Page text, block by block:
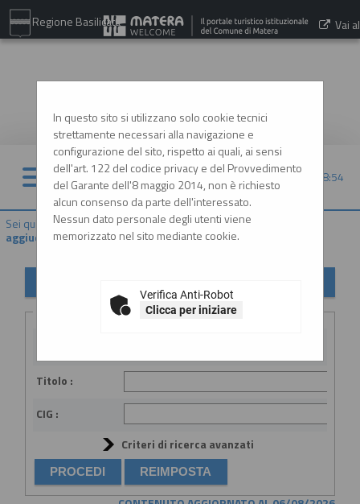
Regione Basilicata Vai al
08/08/2026 08:54
Sei qui: Home»Procedure d'appalto e contratti»Avvisi di
aggiudicazione, esiti e affida...
In questo sito si utilizzano solo cookie tecnici
strettamente necessari alla navigazione e
configurazione del sito, rispetto ai quali, ai sensi
dell'art. 122 del codice privacy e del Provvedimento
del Garante dell'8 maggio 2014, non è richiesto
alcun consenso da parte dell'interessato.
Nessun dato personale degli utenti viene
memorizzato nel sito mediante cookie.
Verifica Anti-Robot
Clicca per iniziare
Criteri di ricerca
Titolo :
CIG :
Criteri di ricerca avanzati